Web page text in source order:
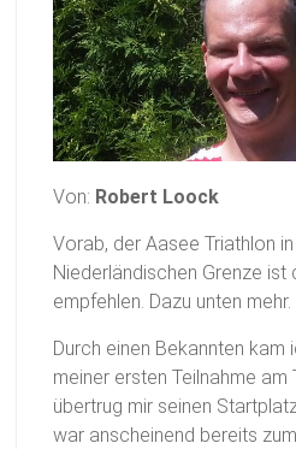
Von: Robert Loock
Vorab, der Aasee Triathlon
Niederländischen Grenze ist
empfehlen. Dazu unten mehr.
Durch einen Bekannten kam
meiner ersten Teilnahme am
übertrug mir seinen
war anscheinend bereits